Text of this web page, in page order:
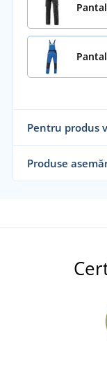
Pentru produs
Produse